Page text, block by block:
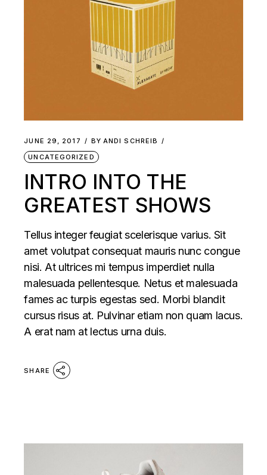
JUNE 29, 2017 BY ANDI SCHREIB
UNCATEGORIZED
INTRO INTO THE
GREATEST SHOWS
Tellus integer feugiat scelerisque varius. Sit
amet volutpat consequat mauris nunc congue
nisi. At ultrices mi tempus imperdiet nulla
malesuada pellentesque. Netus et malesuada
fames ac turpis egestas sed. Morbi blandit
cursus risus at. Pulvinar etiam non quam lacus.
A erat nam at lectus urna duis.
SHARE